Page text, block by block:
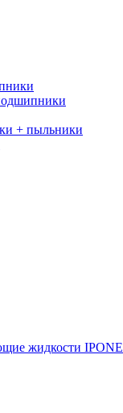
+ пыльники
жидкости IPONE